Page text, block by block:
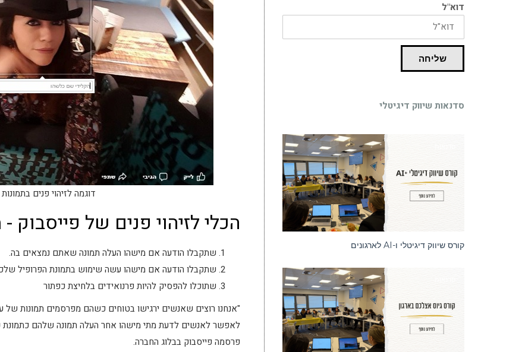
דוגמה לזיהוי פנים
הכלי לזיהוי פנים של פייסבוק
שתקבלו הודעה אם מישהו העלה תמונה שאתם נמצאים בה.
שתקבלו הודעה אם מישהו עשה שימוש בתמונת הפרופיל
שתוכלו להפסיק להיות פרנואידים בלחיצת כפתור
"אנחנו רוצים שאנשים ירגישו בטוחים כשהם מפרסמים תמונות של
לאפשר לאנשים לדעת מתי מישהו אחר העלה תמונה שלהם כתמונת
פרסמה פייסבוק בבלוג החברה.
דוא"ל
שליחה
סדנאות שיווק דיגיטלי
קורס שיווק דיגיטלי ו-AI לארגונים